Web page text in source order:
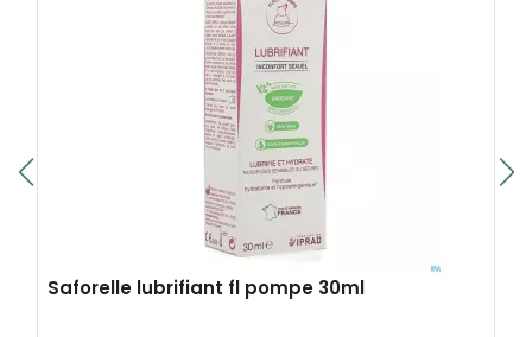
Saforelle lubrifiant fl pompe 30ml